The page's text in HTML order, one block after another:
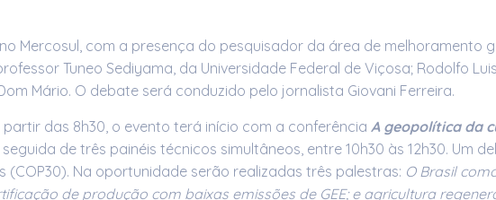
Mercosul, com a presença do pesquisador da área de melhoramento
Tuneo Sediyama, da Universidade Federal de Viçosa; Rodolfo
Mário. O debate será conduzido pelo jornalista Giovani Ferreira.
partir das 8h30, o evento terá início com a conferênciaA geopolítica da
de três painéis técnicos simultâneos, entre 10h30 às 12h30. Um
(COP30). Na oportunidade serão realizadas três palestras: O Brasil
de produção com baixas emissões de GEE; e agricultura